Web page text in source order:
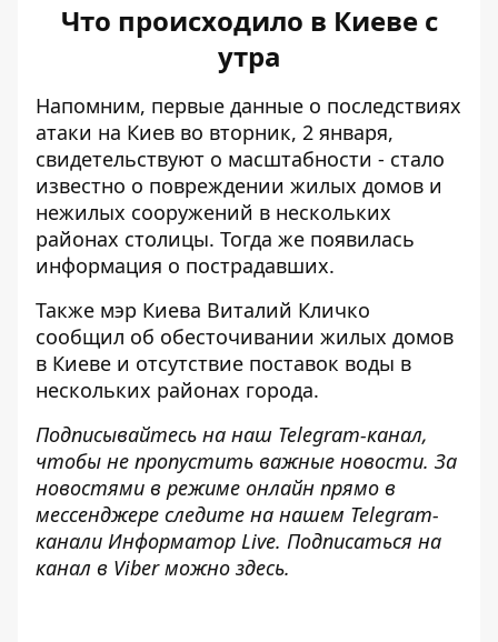
Что происходило в Киеве с
утра
Напомним, первые данные о последствиях
атаки на Киев во вторник, 2 января,
свидетельствуют о масштабности - стало
известно о повреждении жилых домов и
нежилых сооружений в нескольких
районах столицы. Тогда же появилась
информация о пострадавших.
Также мэр Киева Виталий Кличко
сообщил об обесточивании жилых домов
в Киеве и отсутствие поставок воды в
нескольких районах города.
Подписывайтесь на наш Telegram-канал,
чтобы не пропустить важные новости. За
новостями в режиме онлайн прямо в
мессенджере следите на нашем Telegram-
канали Информатор Live. Подписаться на
канал в Viber можно здесь.